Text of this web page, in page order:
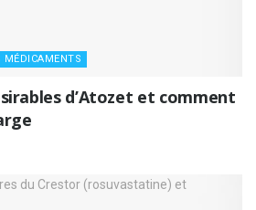
MÉDICAMENTS
d’Atozet et comment